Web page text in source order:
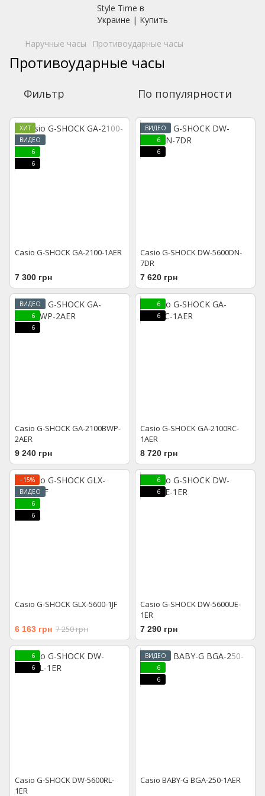
Наручные часы Противоударные часы
Противоударные часы
Фильтр По популярности
ХИТ
ВИДЕО
6
6
Casio G-SHOCK GA-2100-1AER
7 300 грн
ВИДЕО
6
6
Casio G-SHOCK DW-5600DN-
7DR
7 620 грн
ВИДЕО
6
6
Casio G-SHOCK GA-2100BWP-
2AER
9 240 грн
6
6
Casio G-SHOCK GA-2100RC-
1AER
8 720 грн
−15%
ВИДЕО
6
6
Casio G-SHOCK GLX-5600-1JF
6 163 грн 7 250 грн
6
6
Casio G-SHOCK DW-5600UE-
1ER
7 290 грн
6
6
Casio G-SHOCK DW-5600RL-
1ER
ВИДЕО
6
6
Casio BABY-G BGA-250-1AER